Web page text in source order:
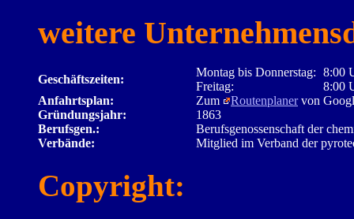
weitere
Geschäftszeiten:
Montag bis Donnerstag: 8:00
Freitag:
8:00
Anfahrtsplan:
Zum Routenplanervon
Gründungsjahr:
1863
Berufsgen.:
Berufsgenossenschaft der
Verbände:
Mitglied im Verband der
Copyright: